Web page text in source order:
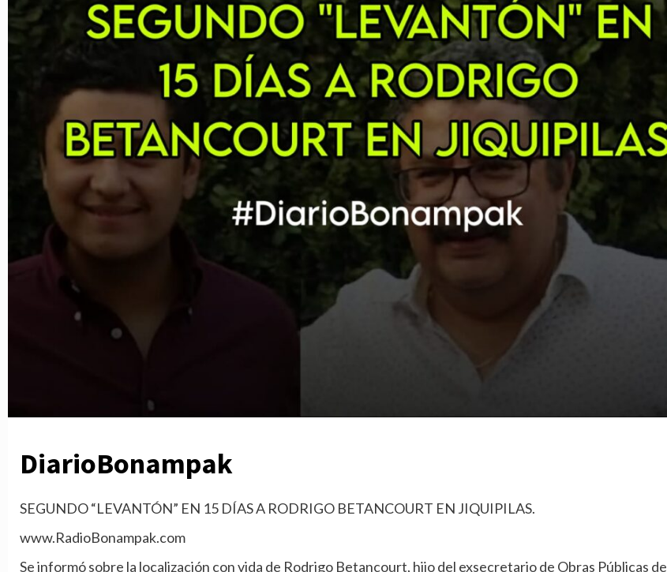
DiarioBonampak
SEGUNDO “LEVANTÓN” EN 15 DÍAS A RODRIGO BETANCOURT EN JIQUIPILAS.
www.RadioBonampak.com
Se informó sobre la localización con vida de Rodrigo Betancourt, hijo del exsecretario de Obras Públicas de